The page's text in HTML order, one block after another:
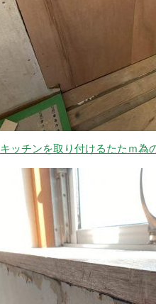
キッチンを取り付けるたたｍ為